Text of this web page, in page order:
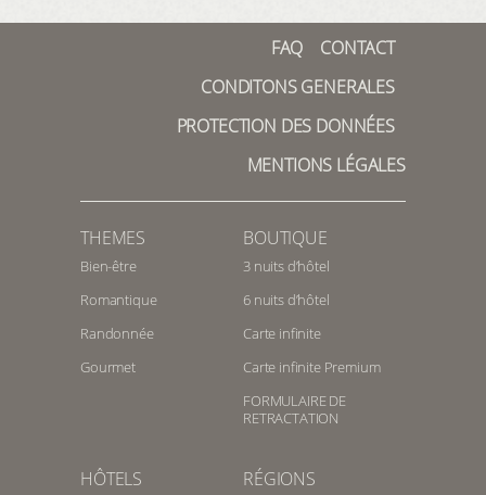
FAQ
CONTACT
CONDITONS GENERALES
PROTECTION DES DONNÉES
MENTIONS LÉGALES
THEMES
Bien-être
Romantique
Randonnée
Gourmet
BOUTIQUE
3 nuits d’hôtel
6 nuits d’hôtel
Carte infinite
Carte infinite Premium
FORMULAIRE DE
RETRACTATION
HÔTELS RÉGIONS